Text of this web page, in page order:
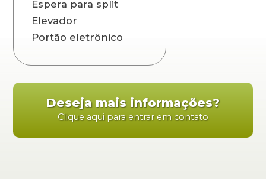
Espera para split
Elevador
Portão eletrônico
Deseja mais informações?
Clique aqui para entrar em contato